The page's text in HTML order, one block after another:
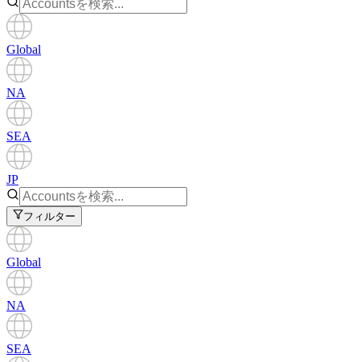
Global
NA
SEA
JP
フィルター
Global
NA
SEA